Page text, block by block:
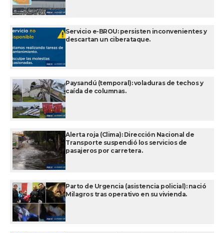
Servicio e-BROU: persisten inconvenientes y
descartan un ciberataque.
Paysandú (temporal): voladuras de techos y
caída de columnas.
Alerta roja (Clima): Dirección Nacional de
Transporte suspendió los servicios de
pasajeros por carretera.
Parto de Urgencia (asistencia policial): nació
Milagros tras operativo en su vivienda.